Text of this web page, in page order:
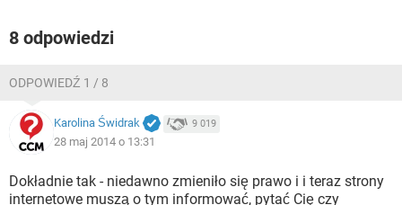
8 odpowiedzi
ODPOWIEDŹ 1 / 8
Karolina Świdrak 9 019
28 maj 2014 o 13:31
Dokładnie tak - niedawno zmieniło się prawo i i teraz strony
internetowe muszą o tym informować, pytać Cię czy